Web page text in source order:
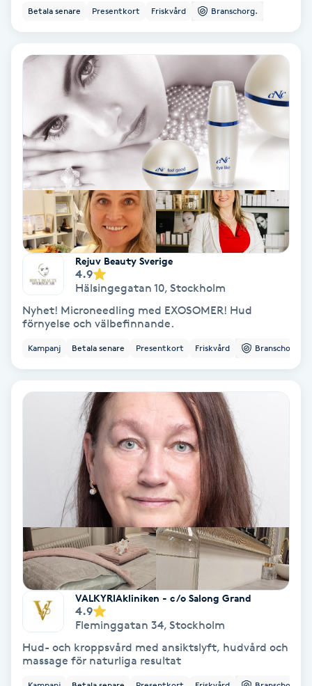
Klippning & Slingor
Koppningsmassage
Kosmetisk tatuering
Kostrådgivning
Kroppsinpackning
Kroppspeeling
Käkledsbehandling
Kärlbehandling
Lashlift Keratin
LED-ljusterapi
LPG-behandling
LPG-massage
Luggklippning
Betala senare Presentkort Friskvård Branschorg.
Rejuv Beauty Sverige
4.9
Hälsingegatan 10, Stockholm
Nyhet! Microneedling med EXOSOMER! Hud
förnyelse och välbefinnande.
Kampanj Betala senare Presentkort Friskvård Branschorg.
VALKYRIAkliniken - c/o Salong Grand
4.9
Fleminggatan 34, Stockholm
Hud- och kroppsvård med ansiktslyft, hudvård och
massage för naturliga resultat